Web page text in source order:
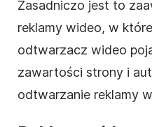
Zasadniczo jest to
reklamy wideo, w
odtwarzacz wideo
zawartości strony i
odtwarzanie reklamy